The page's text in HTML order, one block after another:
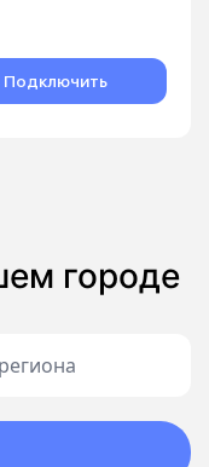
Подключить
городе